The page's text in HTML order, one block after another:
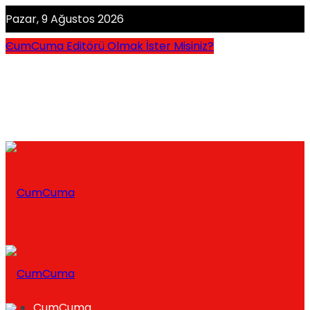
Pazar, 9 Ağustos 2026
CumCuma Editörü Olmak İster Misiniz?